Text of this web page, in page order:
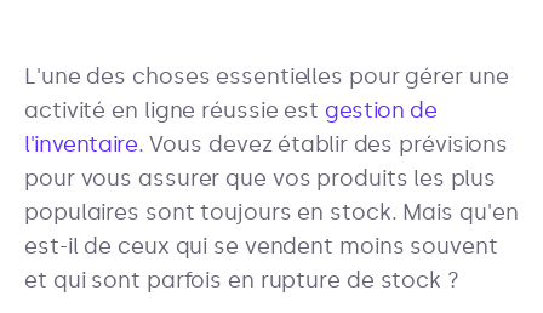
L'une des choses essentielles pour gérer une
activité en ligne réussie est gestion de
l'inventaire. Vous devez établir des prévisions
pour vous assurer que vos produits les plus
populaires sont toujours en stock. Mais qu'en
est-il de ceux qui se vendent moins souvent
et qui sont parfois en rupture de stock ?